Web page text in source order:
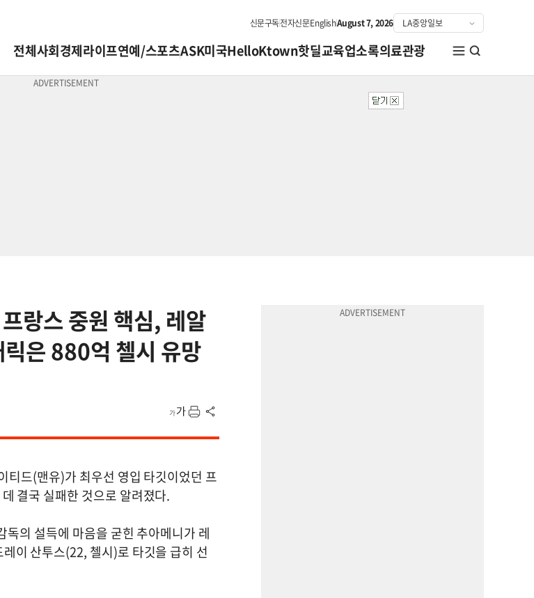
신문구독전자신문EnglishAugust 7, 2026
전체사회경제라이프연예/스포츠ASK미국HelloKtown핫딜교육업소록의료관광
랑스 중원 핵심, 레알
은 880억 첼시 유망
티드(맨유)가 최우선 영입 타깃이었던 프
결국 실패한 것으로 알려졌다.
의 설득에 마음을 굳힌 추아메니가 레
이 산투스(22, 첼시)로 타깃을 급히 선